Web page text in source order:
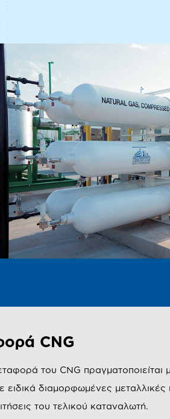
CNG
του CNG
ειδικά διαμορφωμένες
του τελικού καταναλωτή.